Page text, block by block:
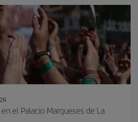
el Palacio Marqueses de La